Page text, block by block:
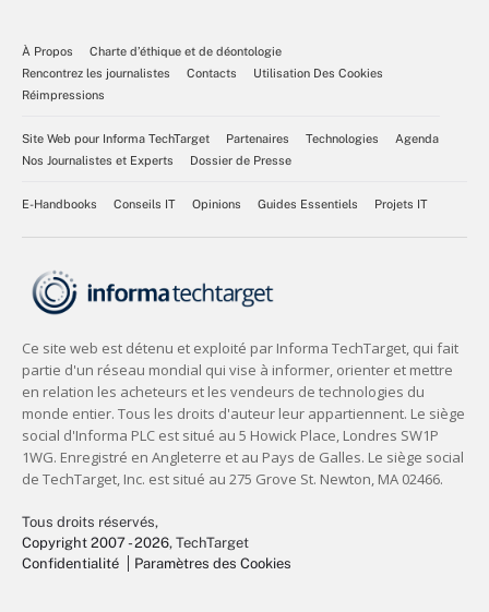
À Propos
Charte d’éthique et de déontologie
Rencontrez les journalistes
Contacts
Utilisation Des Cookies
Réimpressions
Site Web pour Informa TechTarget Partenaires Technologies
Agenda
Nos Journalistes et Experts
Dossier de Presse
E-Handbooks Conseils IT Opinions Guides Essentiels Projets IT
Tous droits réservés,
Copyright 2007 - 2026, TechTarget
Confidentialité
Paramètres des Cookies